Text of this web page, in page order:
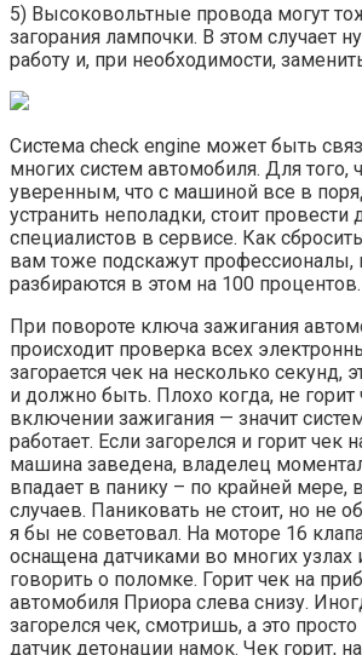
5) Высоковольтные провода могут
загорания лампочки. В этом случает
работу и, при необходимости,
Система cheсk engine может быть
многих систем автомобиля. Для того,
уверенным, что с машиной все в
устранить неполадки, стоит провести
специалистов в сервисе. Как
вам тоже подскажут профессионалы,
разбираются в этом на 100 процентов.
При повороте ключа зажигания
происходит проверка всех
загорается чек на несколько секунд,
и должно быть. Плохо когда, не горит
включении зажигания — значит
работает. Если загорелся и горит чек
машина заведена, владелец
впадает в панику – по крайней мере,
случаев. Паниковать не стоит, но не
я бы не советовал. На моторе 16
оснащена датчиками во многих узлах
говорить о поломке. Горит чек на
автомобиля Приора слева снизу.
загорелся чек, смотришь, а это
датчик детонации намок. Чек горит,